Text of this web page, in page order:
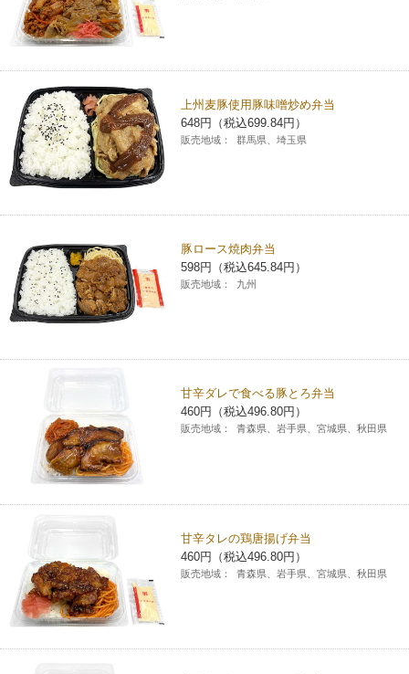
上州麦豚使用豚味噌炒め弁当
648円（税込699.84円）
販売地域： 群馬県、埼玉県
豚ロース焼肉弁当
598円（税込645.84円）
販売地域： 九州
甘辛ダレで食べる豚とろ弁当
460円（税込496.80円）
販売地域： 青森県、岩手県、宮城県、秋田県
甘辛タレの鶏唐揚げ弁当
460円（税込496.80円）
販売地域： 青森県、岩手県、宮城県、秋田県